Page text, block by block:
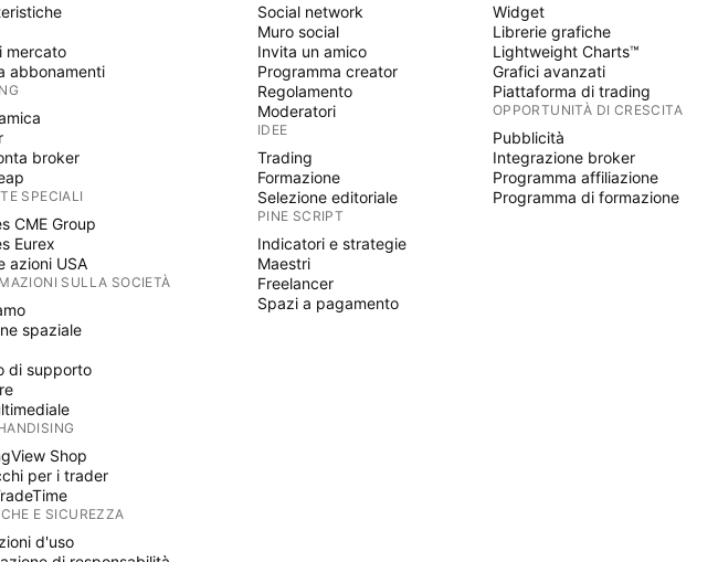
mercato
abbonamenti
broker
SPECIALI
CME Group
Eurex
azioni USA
SULLA SOCIETÀ
spaziale
di supporto
Shop
per i trader
E SICUREZZA
d'uso
Social network
Muro social
Invita un amico
Programma creator
Regolamento
Moderatori
IDEE
Trading
Formazione
Selezione editoriale
PINE SCRIPT
Indicatori e strategie
Maestri
Freelancer
Spazi a pagamento
Widget
Librerie grafiche
Lightweight Charts™
Grafici avanzati
Piattaforma di trading
OPPORTUNITÀ DI CRESCITA
Pubblicità
Integrazione broker
Programma affiliazione
Programma di formazione